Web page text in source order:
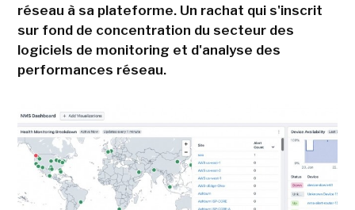
réseau à sa plateforme. Un rachat qui s'inscrit
sur fond de concentration du secteur des
logiciels de monitoring et d'analyse des
performances réseau.